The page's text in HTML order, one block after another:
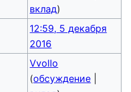
вклад)
12:59, 5 декабря
2016
Vvollo
(обсуждение